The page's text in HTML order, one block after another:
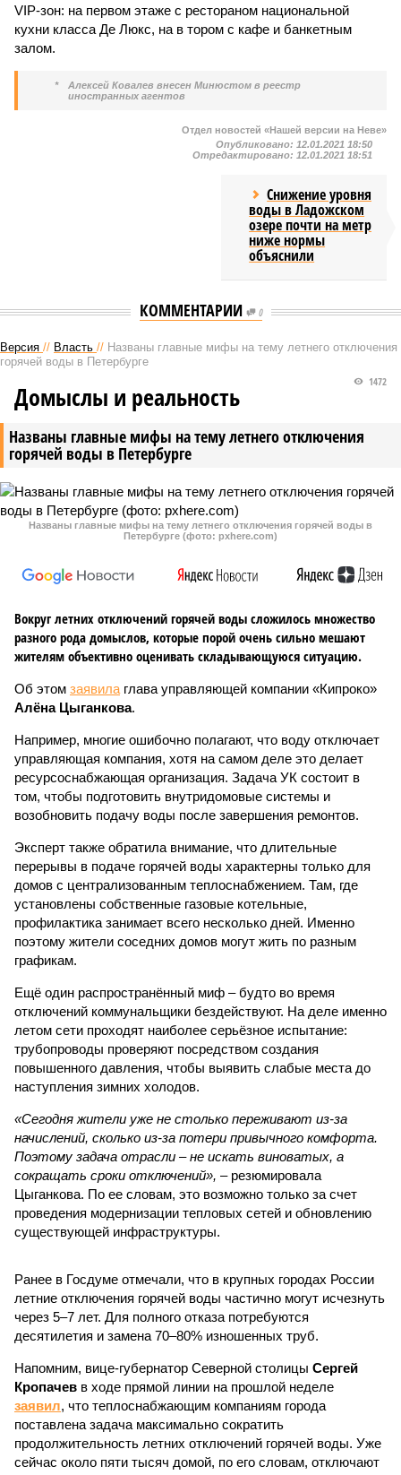
VIP-зон: на первом этаже с рестораном национальной
кухни класса Де Люкс, на в тором с кафе и банкетным
залом.
*
Алексей Ковалев внесен Минюстом в реестр
иностранных агентов
Отдел новостей «Нашей версии на Неве»
Опубликовано: 12.01.2021 18:50
Отредактировано: 12.01.2021 18:51
Снижение уровня
воды в Ладожском
озере почти на метр
ниже нормы
объяснили
КОММЕНТАРИИ 0
Версия // Власть // Названы главные мифы на тему летнего отключения
горячей воды в Петербурге
Названы главные мифы на тему летнего отключения
горячей воды в Петербурге
1472
Домыслы и реальность
Названы главные мифы на тему летнего отключения горячей воды в
Петербурге (фото: pxhere.com)
Вокруг летних отключений горячей воды сложилось множество
разного рода домыслов, которые порой очень сильно мешают
жителям объективно оценивать складывающуюся ситуацию.
Об этом заявила глава управляющей компании «Кипроко»
Алёна Цыганкова.
Например, многие ошибочно полагают, что воду отключает
управляющая компания, хотя на самом деле это делает
ресурсоснабжающая организация. Задача УК состоит в
том, чтобы подготовить внутридомовые системы и
возобновить подачу воды после завершения ремонтов.
Эксперт также обратила внимание, что длительные
перерывы в подаче горячей воды характерны только для
домов с централизованным теплоснабжением. Там, где
установлены собственные газовые котельные,
профилактика занимает всего несколько дней. Именно
поэтому жители соседних домов могут жить по разным
графикам.
Ещё один распространённый миф – будто во время
отключений коммунальщики бездействуют. На деле именно
летом сети проходят наиболее серьёзное испытание:
трубопроводы проверяют посредством создания
повышенного давления, чтобы выявить слабые места до
наступления зимних холодов.
«Сегодня жители уже не столько переживают из-за
начислений, сколько из-за потери привычного комфорта.
Поэтому задача отрасли – не искать виноватых, а
сокращать сроки отключений», – резюмировала
Цыганкова. По ее словам, это возможно только за счет
проведения модернизации тепловых сетей и обновлению
существующей инфраструктуры.
Ранее в Госдуме отмечали, что в крупных городах России
летние отключения горячей воды частично могут исчезнуть
через 5–7 лет. Для полного отказа потребуются
десятилетия и замена 70–80% изношенных труб.
Напомним, вице-губернатор Северной столицы Сергей
Кропачев в ходе прямой линии на прошлой неделе
заявил, что теплоснабжающим компаниям города
поставлена задача максимально сократить
продолжительность летних отключений горячей воды. Уже
сейчас около пяти тысяч домой, по его словам, отключают